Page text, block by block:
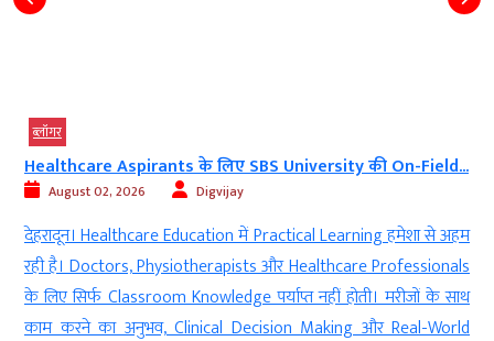
ब्‍लॉगर
Healthcare Aspirants के लिए SBS University की On-Field...
August 02, 2026 Digvijay
देहरादून। Healthcare Education में Practical Learning हमेशा से अहम
रही है। Doctors, Physiotherapists और Healthcare Professionals
के लिए सिर्फ Classroom Knowledge पर्याप्त नहीं होती। मरीजों के साथ
काम करने का अनुभव, Clinical Decision Making और Real-World